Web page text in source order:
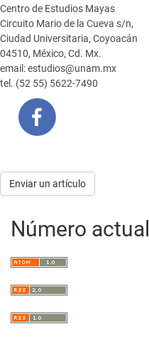
Centro de Estudios Mayas
Circuito Mario de la Cueva s/n,
Ciudad Universitaria, Coyoacán
04510, México, Cd. Mx.
email: estudios@unam.mx
tel. (52 55) 5622-7490
Enviar
artículo
Enviar un artículo
Número actual